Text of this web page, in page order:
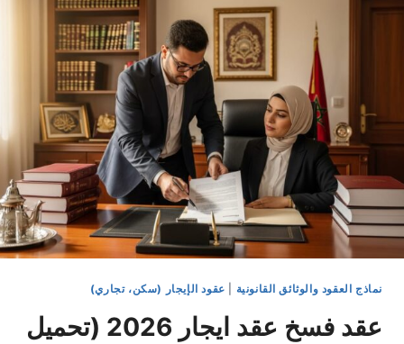
(تحميل
WORD/PDF)
نماذج العقود والوثائق القانونية عقود الإيجار (سكن، تجاري)
عقد فسخ عقد ايجار 2026 (تحميل